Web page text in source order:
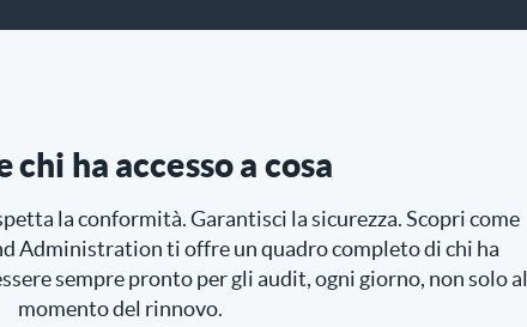
chi ha accesso a cosa
la conformità. Garantisci la sicurezza. Scopri come
Administration ti offre un quadro completo di chi ha
sempre pronto per gli audit, ogni giorno, non solo al
momento del rinnovo.